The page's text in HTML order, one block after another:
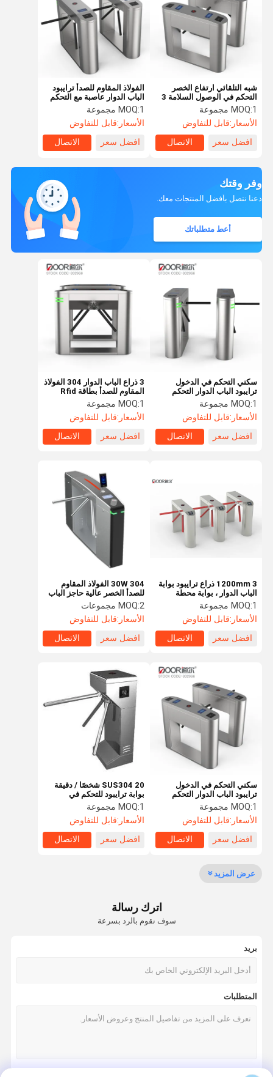
الصفحة
عرض الواقع
جولة في
مراقبة الجودة أخبار
الباب الدوار التعرف على الوجه
ترايبود الباب الدوار بوابة
الفولاذ المقاوم للصدأ ترايبود
الباب الدوار عاصبة مع التحكم
في الوصول إلى بطاقة RFID
MOQ:1 مجموعة
الأسعار:قابل للتفاوض
افضل سعر
الاتصال
شبه التلقائي ارتفاع الخصر
التحكم في الوصول السلامة 3
ذراع بوابة ترايبود الباب الدوار
بوابة
MOQ:1 مجموعة
الأسعار:قابل للتفاوض
افضل سعر
الاتصال
وفر وقتك
دعنا نتصل بأفضل المنتجات معك.
أعط متطلباتك
سكني التحكم في الدخول
ترايبود الباب الدوار التحكم
الذكي في الوصول التلقائي
ترايبود الباب الدوار بوابة
MOQ:1 مجموعة
الأسعار:قابل للتفاوض
افضل سعر
الاتصال
3 ذراع الباب الدوار 304 الفولاذ
المقاوم للصدأ بطاقة Rfid
التحكم في الوصول ترايبود
بوابة الباب الدوار
MOQ:1 مجموعة
الأسعار:قابل للتفاوض
افضل سعر
الاتصال
1200mm 3 ذراع ترايبود بوابة
الباب الدوار ، بوابة محطة
القطار Rs485 الاتصالات
MOQ:1 مجموعة
الأسعار:قابل للتفاوض
افضل سعر
الاتصال
30W 304 الفولاذ المقاوم
للصدأ الخصر عالية حاجز الباب
الدوار
MOQ:2 مجموعات
الأسعار:قابل للتفاوض
افضل سعر
الاتصال
سكني التحكم في الدخول
ترايبود الباب الدوار التحكم
الذكي في الوصول التلقائي
ترايبود الباب الدوار بوابة
MOQ:1 مجموعة
الأسعار:قابل للتفاوض
افضل سعر
الاتصال
SUS304 20 شخصًا / دقيقة
بوابة ترايبود للتحكم في
الوصول
MOQ:1 مجموعة
الأسعار:قابل للتفاوض
افضل سعر
الاتصال
عرض المزيد
اترك رسالة
سوف نقوم بالرد بسرعة
بريد
المتطلبات